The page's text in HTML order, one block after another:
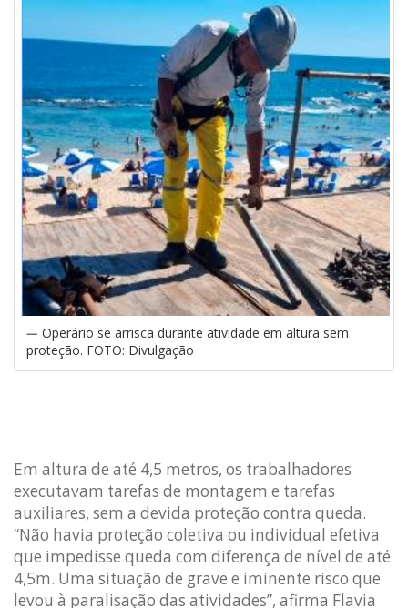
Operário se arrisca durante atividade em altura sem
proteção. FOTO: Divulgação
Em altura de até 4,5 metros, os trabalhadores
executavam tarefas de montagem e tarefas
auxiliares, sem a devida proteção contra queda.
“Não havia proteção coletiva ou individual efetiva
que impedisse queda com diferença de nível de até
4,5m. Uma situação de grave e iminente risco que
levou à paralisação das atividades”, afirma Flavia